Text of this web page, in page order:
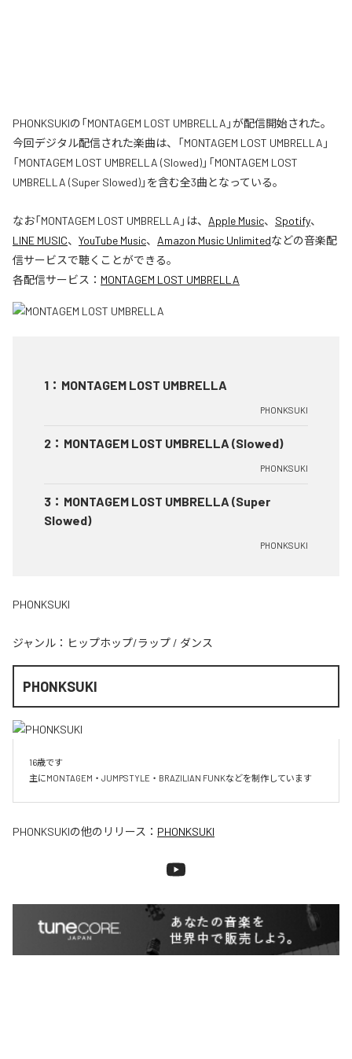
PHONKSUKIの「MONTAGEM LOST UMBRELLA」が配信開始された。
今回デジタル配信された楽曲は、「MONTAGEM LOST UMBRELLA」
「MONTAGEM LOST UMBRELLA (Slowed)」「MONTAGEM LOST
UMBRELLA (Super Slowed)」を含む全3曲となっている。
なお「MONTAGEM LOST UMBRELLA 」は、 Apple Music、 Spotify、
LINE MUSIC、 YouTube Music、 Amazon Music Unlimitedなどの音楽配
信サービスで聴くことができる。
各配信サービス： MONTAGEM LOST UMBRELLA
1 ： MONTAGEM LOST UMBRELLA
PHONKSUKI
2 ： MONTAGEM LOST UMBRELLA (Slowed)
PHONKSUKI
3 ： MONTAGEM LOST UMBRELLA (Super
Slowed)
PHONKSUKI
PHONKSUKI
ジャンル： ヒップホップ/ラップ / ダンス
PHONKSUKI
16歳です
主にMONTAGEM・JUMPSTYLE・BRAZILIAN FUNKなどを制作しています
PHONKSUKIの他のリリース： PHONKSUKI